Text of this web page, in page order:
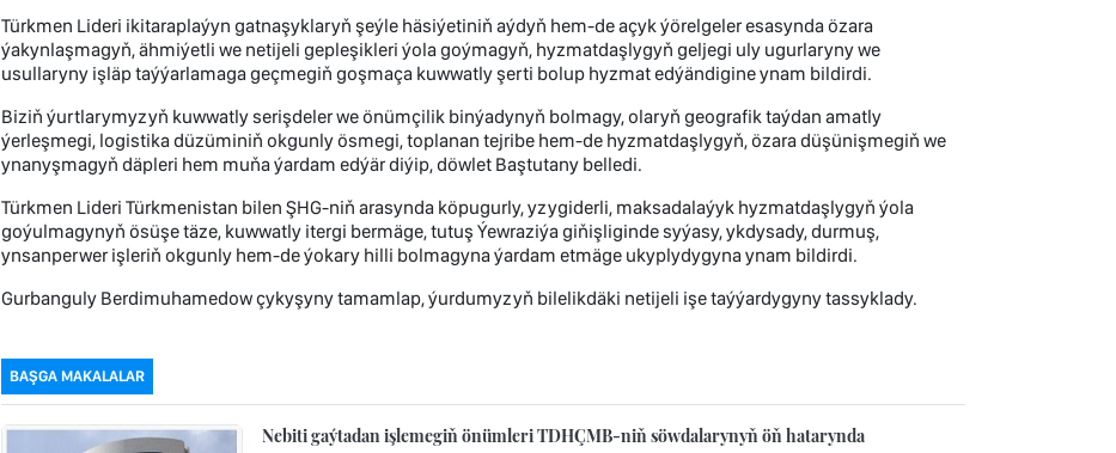
Türkmen Lideri ikitaraplaýyn gatnaşyklaryň şeýle häsiýetiniň aýdyň hem-de açyk ýörelgeler esasynda özara
ýakynlaşmagyň, ähmiýetli we netijeli gepleşikleri ýola goýmagyň, hyzmatdaşlygyň geljegi uly ugurlaryny we
usullaryny işläp taýýarlamaga geçmegiň goşmaça kuwwatly şerti bolup hyzmat edýändigine ynam bildirdi.
Biziň ýurtlarymyzyň kuwwatly serişdeler we önümçilik binýadynyň bolmagy, olaryň geografik taýdan amatly
ýerleşmegi, logistika düzüminiň okgunly ösmegi, toplanan tejribe hem-de hyzmatdaşlygyň, özara düşünişmegiň we
ynanyşmagyň däpleri hem muňa ýardam edýär diýip, döwlet Baştutany belledi.
Türkmen Lideri Türkmenistan bilen ŞHG-niň arasynda köpugurly, yzygiderli, maksadalaýyk hyzmatdaşlygyň ýola
goýulmagynyň ösüşe täze, kuwwatly itergi bermäge, tutuş Ýewraziýa giňişliginde syýasy, ykdysady, durmuş,
ynsanperwer işleriň okgunly hem-de ýokary hilli bolmagyna ýardam etmäge ukyplydygyna ynam bildirdi.
Gurbanguly Berdimuhamedow çykyşyny tamamlap, ýurdumyzyň bilelikdäki netijeli işe taýýardygyny tassyklady.
BAŞGA MAKALALAR
Nebiti gaýtadan işlemegiň önümleri TDHÇMB-niň söwdalarynyň öň hatarynda